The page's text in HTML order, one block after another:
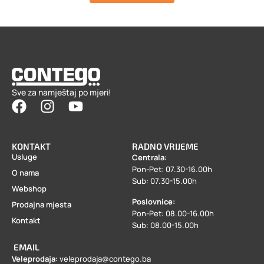
Sve za namještaj po mjeri!
KONTAKT
Usluge
O nama
Webshop
Prodajna mjesta
Kontakt
EMAIL
Veleprodaja: veleprodaja@contego.ba
RADNO VRIJEME
Centrala:
Pon-Pet: 07.30-16.00h
Sub: 07.30-15.00h
Poslovnice:
Pon-Pet: 08.00-16.00h
Sub: 08.00-15.00h